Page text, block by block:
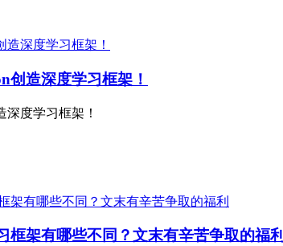
创造深度学习框架！
深度学习框架！
框架有哪些不同？文末有辛苦争取的福利